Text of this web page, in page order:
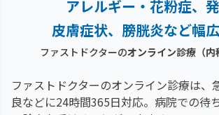
アレルギー・花粉症、
皮膚症状、膀胱炎など幅
ファストドクターのオンライン診療（内
ファストドクターのオンライン診療は、
良などに24時間365日対応。 病院での待